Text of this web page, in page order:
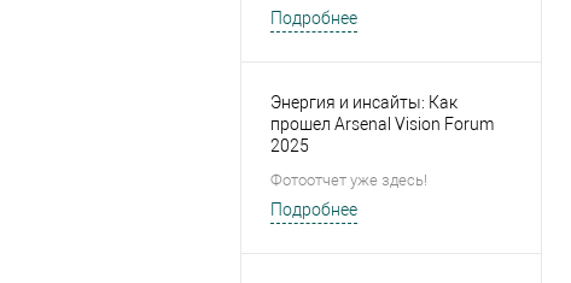
Подробнее
Энергия и инсайты: Как
прошел Arsenal Vision Forum
2025
Фотоотчет уже здесь!
Подробнее